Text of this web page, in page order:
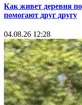
Как живет деревня
помогают друг другу
04.08.26 12:28